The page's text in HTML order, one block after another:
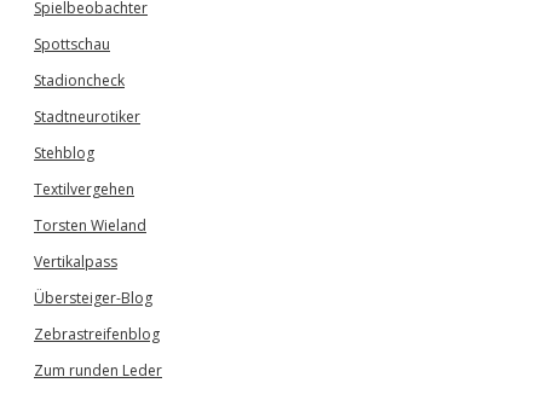
Spielbeobachter
Spottschau
Stadioncheck
Stadtneurotiker
Stehblog
Textilvergehen
Torsten Wieland
Vertikalpass
Übersteiger-Blog
Zebrastreifenblog
Zum runden Leder